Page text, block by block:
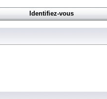
Identifiez-vous